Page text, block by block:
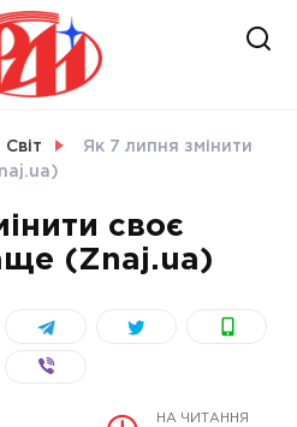
Світ
Як 7 липня змінити
своє
(Znaj.ua)
НА ЧИТАННЯ